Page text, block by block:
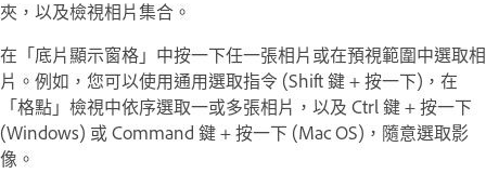
夾，以及檢視相片集合。
在「底片顯示窗格」中按一下任一張相片或在預視範圍中選取相
片。例如，您可以使用通用選取指令 (Shift 鍵 + 按一下)，在
「格點」檢視中依序選取一或多張相片，以及 Ctrl 鍵 + 按一下
(Windows) 或 Command 鍵 + 按一下 (Mac OS)，隨意選取影
像。